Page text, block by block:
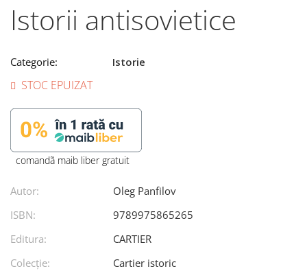
Istorii antisovietice
Categorie: Istorie
STOC EPUIZAT
comandã maib liber gratuit
Autor:
Oleg Panfilov
ISBN:
9789975865265
Editura:
CARTIER
Colecție:
Cartier istoric